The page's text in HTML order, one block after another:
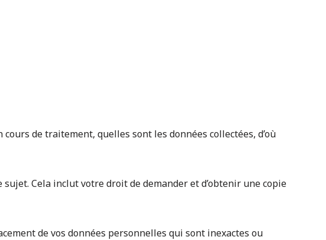
de traitement, quelles sont les données collectées, d’où
sujet. Cela inclut votre droit de demander et d’obtenir une copie
de vos données personnelles qui sont inexactes ou